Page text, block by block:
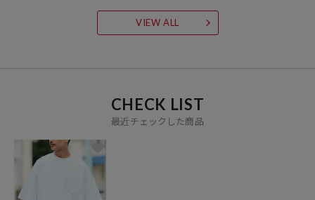
VIEW ALL
CHECK LIST
最近チェックした商品